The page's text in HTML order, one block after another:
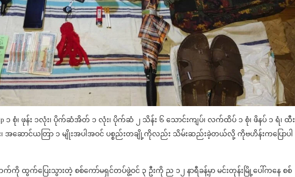
၁ စုံ၊ ဖုန်း ၁လုံး၊ ပိုက်ဆံအိတ် ၁ လုံး၊ ပိုက်ဆံ ၂ သိန်း ၆ သောင်းကျပ်၊ လက်ထိပ် ၁ စုံ၊ ဖိနပ် ၁ ရံ၊ ထီး
၊ အဆောင်ယတြာ ၁ မျိုးအပါအဝင် ပစ္စည်းတချို့ကိုလည်း သိမ်းဆည်းခဲ့တယ်လို့ ကိုဗဟိန်းကပြောပါ
ဘက်ကို ထွက်ပြေးသွားတဲ့ စစ်ကော်မရှင်တပ်ဖွဲ့ဝင် ၃ ဦးကို ည ၁၂ နာရီခန့်မှာ မင်းတုန်းမြို့ပေါ်ကနေ စစ်